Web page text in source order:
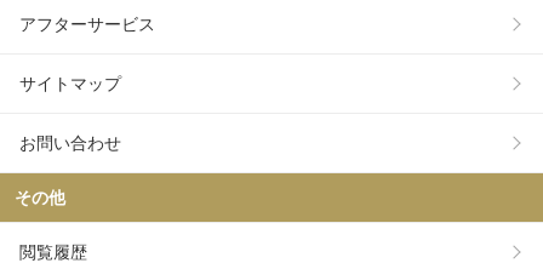
アフターサービス
サイトマップ
お問い合わせ
その他
閲覧履歴